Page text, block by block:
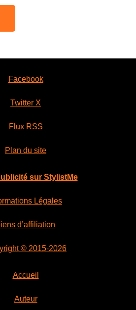
Facebook
Twitter X
Flux RSS
Plan du site
sur StylistMe
Légales
d’affiliation
© 2015-2026
Accueil
Auteur